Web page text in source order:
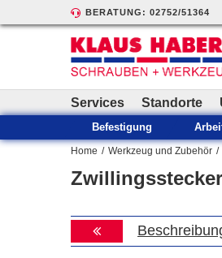
BERATUNG: 02752/51364
Services Standorte
Befestigung
Home / Werkzeug und Zubehör /
Zwillingsstecker